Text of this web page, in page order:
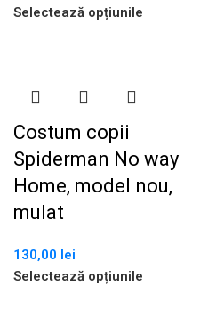
Selectează opțiunile
Costum copii
Spiderman No way
Home, model nou,
mulat
130,00 lei
Selectează opțiunile